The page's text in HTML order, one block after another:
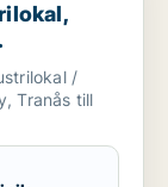
hotell
/
Tranås till